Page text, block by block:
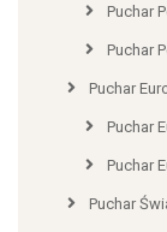
Puchar
Puchar
Puchar
Puchar
Puchar
Puchar